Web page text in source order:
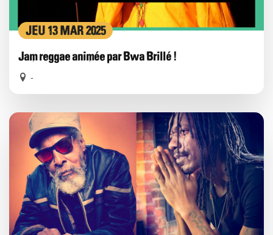
JEU 13 MAR 2025
Jam reggae animée par Bwa Brillé !
-